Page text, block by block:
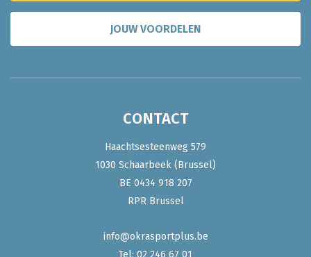
JOUW VOORDELEN
CONTACT
Haachtsesteenweg 579
1030 Schaarbeek (Brussel)
BE 0434 918 207
RPR Brussel
info@okrasportplus.be
Tel: 02 246 67 01